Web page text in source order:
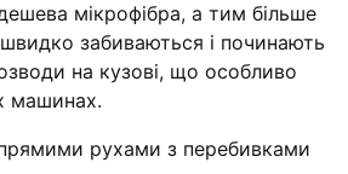
мікрофібра, а тим більше
швидко забиваються і починають
на кузові, що особливо
машинах.
рухами з перебивками